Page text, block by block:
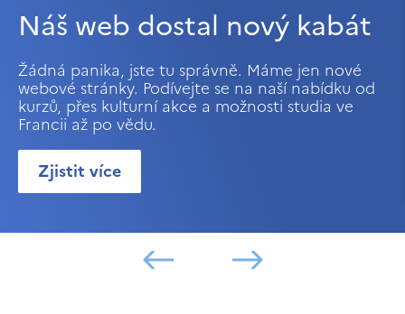
Náš web dostal nový kabát
Žádná panika, jste tu správně. Máme jen nové
webové stránky. Podívejte se na naší nabídku od
kurzů, přes kulturní akce a možnosti studia ve
Francii až po vědu.
Zjistit více